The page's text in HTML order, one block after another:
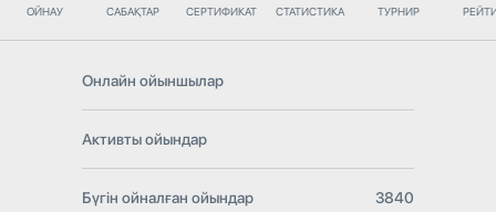
ОЙНАУ САБАҚТАР СЕРТИФИКАТ СТАТИСТИКА ТУРНИР
Онлайн ойыншылар
Активты ойындар
Бүгін ойналған ойындар 3840